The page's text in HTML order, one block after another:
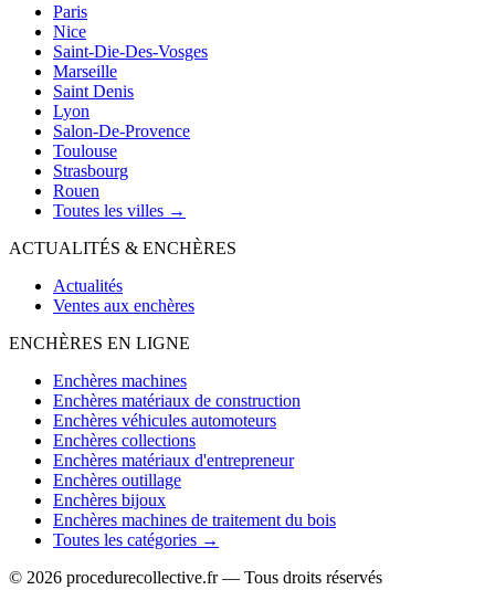
Paris
Nice
Saint-Die-Des-Vosges
Marseille
Saint Denis
Lyon
Salon-De-Provence
Toulouse
Strasbourg
Rouen
Toutes les villes →
ACTUALITÉS & ENCHÈRES
Actualités
Ventes aux enchères
ENCHÈRES EN LIGNE
Enchères machines
Enchères matériaux de construction
Enchères véhicules automoteurs
Enchères collections
Enchères matériaux d'entrepreneur
Enchères outillage
Enchères bijoux
Enchères machines de traitement du bois
Toutes les catégories →
© 2026 procedurecollective.fr — Tous droits réservés